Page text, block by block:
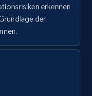
Initial
count, and
erkennen
der